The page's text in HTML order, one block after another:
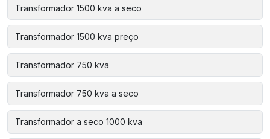
Transformador 1500 kva a seco
Transformador 1500 kva preço
Transformador 750 kva
Transformador 750 kva a seco
Transformador a seco 1000 kva